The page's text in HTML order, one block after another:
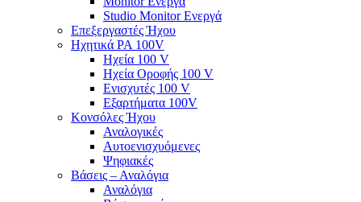
Studio Monitor Ενεργά
Επεξεργαστές Ήχου
Ηχητικά PA 100V
Ηχεία 100 V
Ηχεία Οροφής 100 V
Ενισχυτές 100 V
Εξαρτήματα 100V
Κονσόλες Ήχου
Αναλογικές
Αυτοενισχυόμενες
Ψηφιακές
Βάσεις – Αναλόγια
Αναλόγια